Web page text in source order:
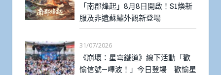
「南郡烽起」8月8日開啟！S1煥新
服及非遺蘇繡外觀新登場
31/07/2026
《崩壞：星穹鐵道》線下活動「歡
愉信號—嗶波！」今日登場 歡愉星